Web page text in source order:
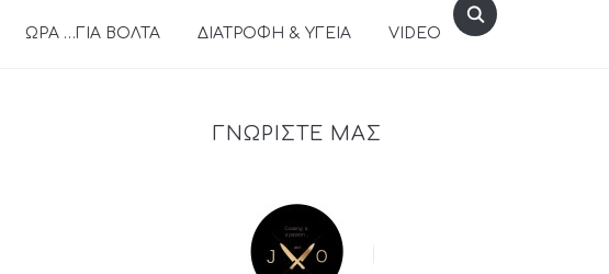
ΩΡΑ …ΓΙΑ ΒΟΛΤΑ ΔΙΑΤΡΟΦΗ & ΥΓΕΙΑ VIDEO
ΓΝΩΡΙΣΤΕ ΜΑΣ